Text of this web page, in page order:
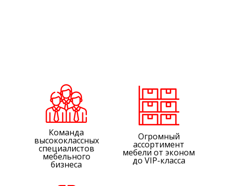
Команда
высококлассных
специалистов
мебельного
бизнеса
Огромный
ассортимент
мебели от эконом
до VIP-класса